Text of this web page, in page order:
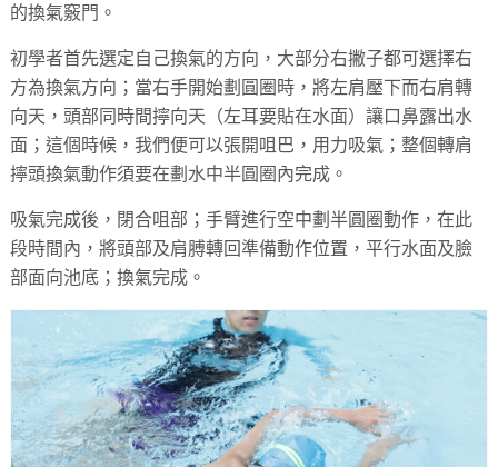
的換氣竅門。
初學者首先選定自己換氣的方向，大部分右撇子都可選擇右
方為換氣方向；當右手開始劃圓圈時，將左肩壓下而右肩轉
向天，頭部同時間擰向天（左耳要貼在水面）讓口鼻露出水
面；這個時候，我們便可以張開咀巴，用力吸氣；整個轉肩
擰頭換氣動作須要在劃水中半圓圈內完成。
吸氣完成後，閉合咀部；手臂進行空中劃半圓圈動作，在此
段時間內，將頭部及肩膊轉回準備動作位置，平行水面及臉
部面向池底；換氣完成。